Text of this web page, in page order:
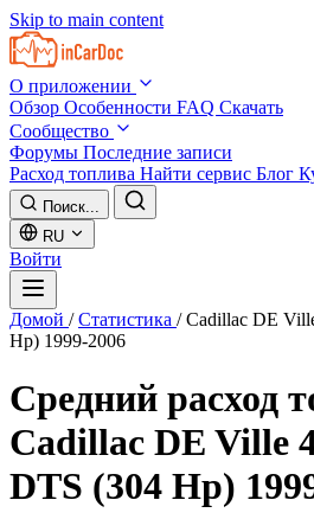
Skip to main content
О приложении
Обзор Особенности FAQ Скачать
Сообщество
Форумы Последние записи
Расход топлива Найти сервис Блог
Поиск...
RU
Войти
Домой / Статистика / Cadillac DE
Hp) 1999-2006
Средний расход
Cadillac DE Ville
DTS (304 Hp)